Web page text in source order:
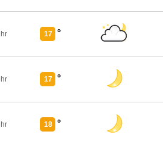
17 °
17 °
18 °